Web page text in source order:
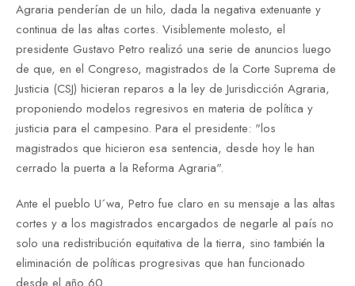
Agraria penderían de un hilo, dada la negativa extenuante y
continua de las altas cortes. Visiblemente molesto, el
presidente Gustavo Petro realizó una serie de anuncios luego
de que, en el Congreso, magistrados de la Corte Suprema de
Justicia (CSJ) hicieran reparos a la ley de Jurisdicción Agraria,
proponiendo modelos regresivos en materia de política y
justicia para el campesino. Para el presidente: "los
magistrados que hicieron esa sentencia, desde hoy le han
cerrado la puerta a la Reforma Agraria".
Ante el pueblo U´wa, Petro fue claro en su mensaje a las altas
cortes y a los magistrados encargados de negarle al país no
solo una redistribución equitativa de la tierra, sino también la
eliminación de políticas progresivas que han funcionado